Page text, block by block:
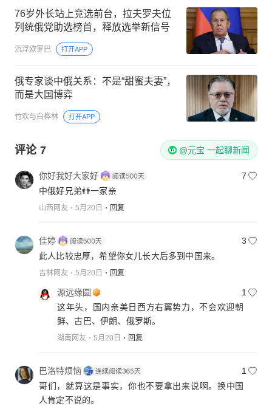
76岁外长站上竞选前台，拉夫罗夫位
列统俄党助选榜首，释放选举新信号
沉浮欧罗巴 打开APP
俄专家谈中俄关系：不是“甜蜜夫妻”，
而是大国博弈
竹欢与白桦林 打开APP
评论 7 @元宝 一起聊新闻
你好我好大家好
7
中俄好兄弟👬一家亲
山西网友 5月20日 回复
佳婷
3
此人比较忠厚，希望你女儿长大后多到中国来。
吉林网友 5月20日 回复
源远缘圆
1
这年头，国内亲美日西方右翼势力，不会欢迎朝
鲜、古巴、伊朗、俄罗斯。
湖南网友 5月20日 回复
巴洛特烦恼
1
哥们，就算这是事实，你也不要拿出来说啊。换中国
人肯定不说的。